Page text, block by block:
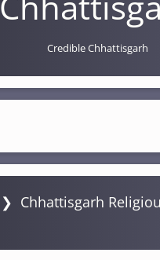
Credible Chhattisgarh
❯ Chhattisgarh